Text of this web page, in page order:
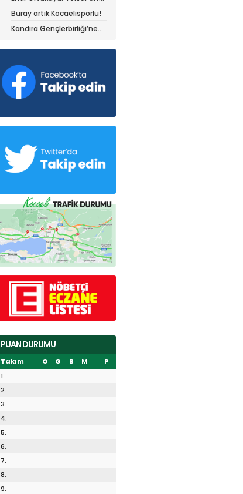
olduğum yerdeyim
Buray artık Kocaelisporlu!
Kandıra Gençlerbirliği’ne
PUAN DURUMU
Takım O G B M
P
1.
2.
3.
4.
5.
6.
7.
8.
9.